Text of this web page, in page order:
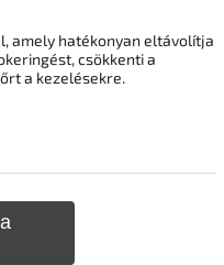
amely hatékonyan eltávolítja
csökkenti a
a kezelésekre.